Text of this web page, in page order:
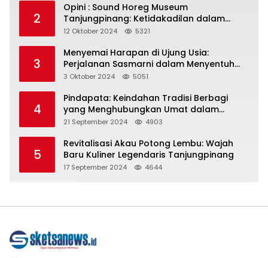
2
Opini : Sound Horeg Museum
Tanjungpinang: Ketidakadilan dalam
Representasi
12 Oktober 2024 5321
3
Menyemai Harapan di Ujung Usia:
Perjalanan Sasmarni dalam Menyentuh
Hati dan Jiwa
3 Oktober 2024 5051
4
Pindapata: Keindahan Tradisi Berbagi
yang Menghubungkan Umat dalam
Spiritualitas dan Kebersamaan dalam
21 September 2024 4903
5
Revitalisasi Akau Potong Lembu: Wajah
Baru Kuliner Legendaris Tanjungpinang
17 September 2024 4644